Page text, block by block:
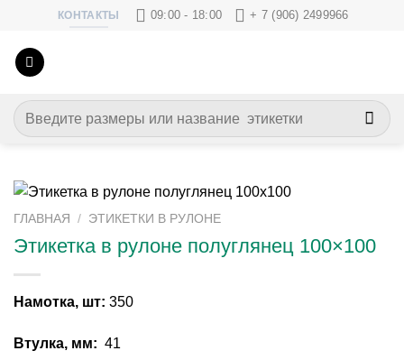
content
КОНТАКТЫ 09:00 - 18:00 + 7 (906) 2499966
Искать:
ГЛАВНАЯ / ЭТИКЕТКИ В РУЛОНЕ
Этикетка в рулоне полуглянец 100×100
Намотка, шт: 350
Втулка, мм: 41